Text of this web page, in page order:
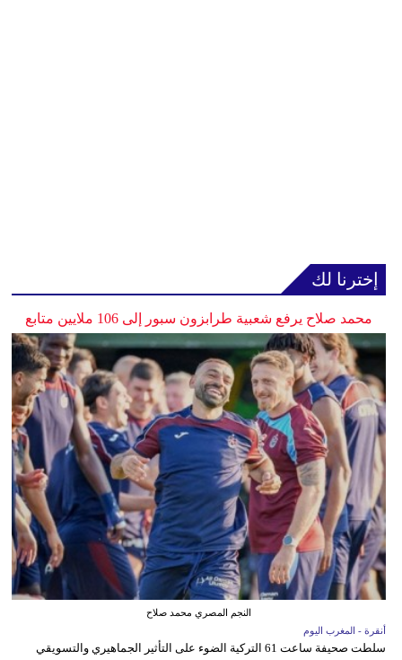
إخترنا لك
محمد صلاح يرفع شعبية طرابزون سبور إلى 106 ملايين متابع
النجم المصري محمد صلاح
أنقرة - المغرب اليوم
سلطت صحيفة ساعت 61 التركية الضوء على التأثير الجماهيري والتسويقي